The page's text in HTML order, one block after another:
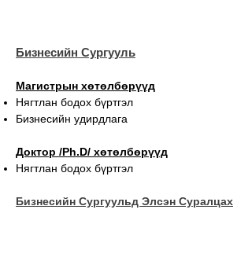
Бизнесийн Сургууль
Магистрын хөтөлбөрүүд
Нягтлан бодох бүртгэл
Бизнесийн удирдлага
Доктор /Ph.D/ хөтөлбөрүүд
Нягтлан бодох бүртгэл
Бизнесийн Сургуульд Элсэн Суралцах